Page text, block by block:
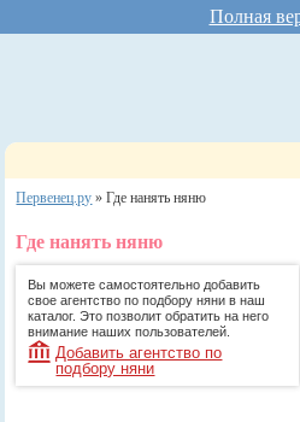
Полная
Первенец.ру »Где нанять няню
Где нанять няню
Вы можете самостоятельно добавить
свое агентство по подбору няни в наш
каталог. Это позволит обратить на него
внимание наших пользователей.
Добавить агентство по
подбору няни